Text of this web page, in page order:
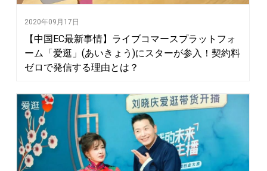
2020年09月17日
【中国EC最新事情】ライブコマースプラットフォ
ーム「爱逛」(あいきょう)にスターが参入！契約料
ゼロで発信する理由とは？